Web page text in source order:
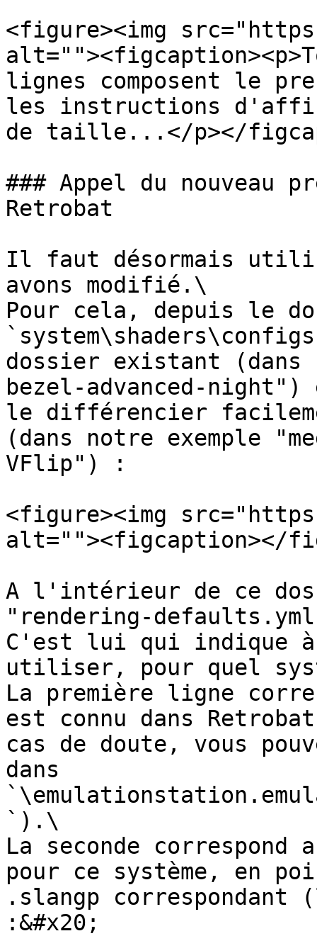
<figure><img
lignes composent le
les instructions
de taille...</p></
### Appel du nouveau
Retrobat
Il faut désormais
avons modifié.\
Pour cela, depuis le
dossier existant (dans
bezel-advanced-
le différencier
(dans notre exemple
VFlip") :
<figure><img
alt=""><figcaption></
A l'intérieur de ce
"rendering-
C'est lui qui indique à
utiliser, pour quel
La première ligne
est connu dans
cas de doute, vous
dans
`).\
La seconde
pour ce système, en
.slangp
:&#x20;